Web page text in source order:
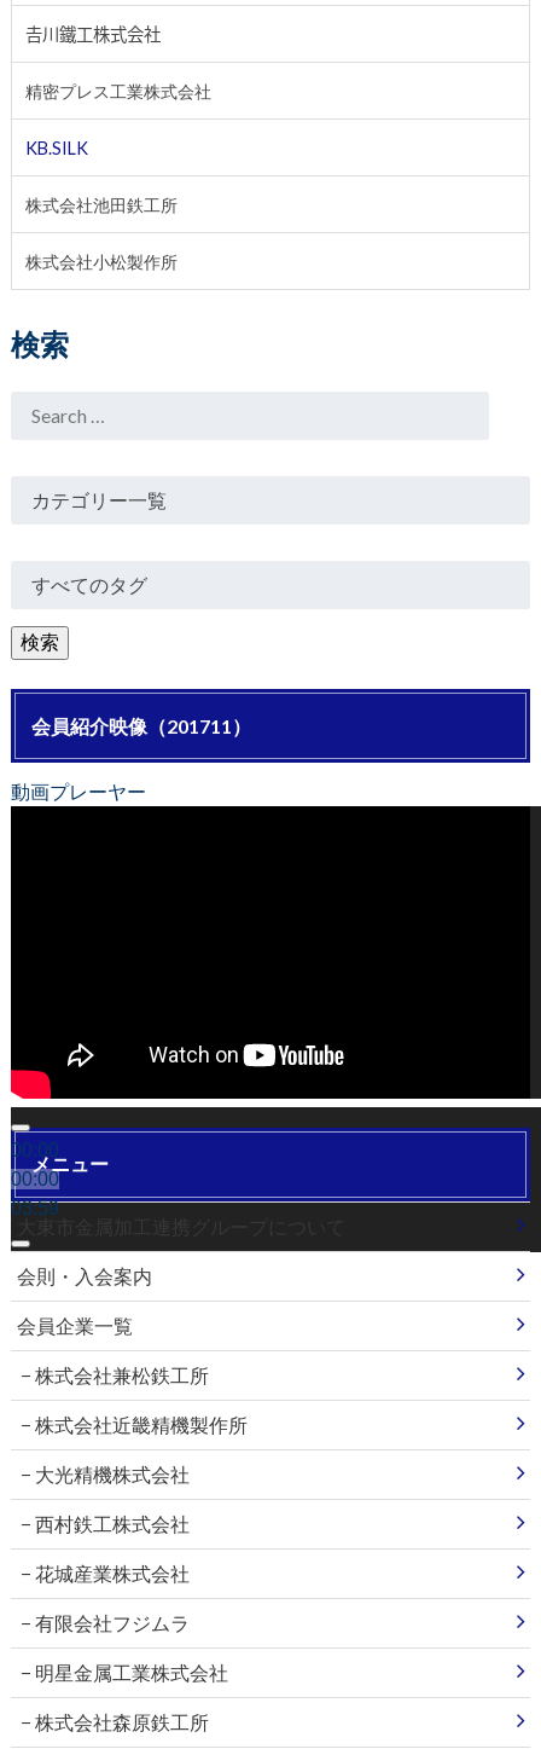
𠮷川鐵工株式会社
精密プレス工業株式会社
KB.SILK
株式会社池田鉄工所
株式会社小松製作所
検索
会員紹介映像（201711）
動画プレーヤー
00:00
00:00
03:59
メニュー
会則・入会案内
会員企業一覧
株式会社兼松鉄工所
株式会社近畿精機製作所
大光精機株式会社
西村鉄工株式会社
花城産業株式会社
有限会社フジムラ
明星金属工業株式会社
株式会社森原鉄工所